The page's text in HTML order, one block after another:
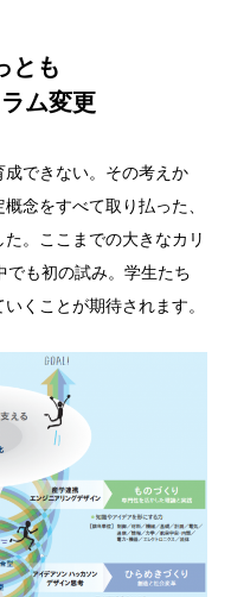
とも
ム変更
できない。その考えか
念をすべて取り払った、
。ここまでの大きなカリ
でも初の試み。学生たち
くことが期待されます。